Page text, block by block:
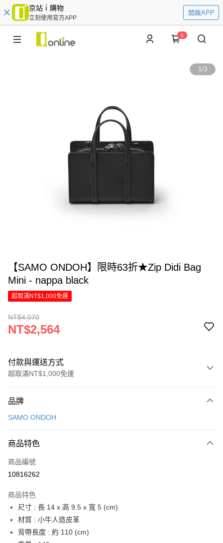
京站ｉ購物
立刻使用官方APP
開啟APP
0
1/3
【SAMO ONDOH】限時63折★Zip Didi Bag
Mini - nappa black
超取滿NT$1,000免運
NT$4,070
NT$2,564
付款與運送方式
超取滿NT$1,000免運
信用卡一次付款
Apple Pay
街口支付
Google Pay
全盈+PAY
大哥付你分期
品牌
SAMO ONDOH
商品特色
商品編號
10816262
商品特色
尺寸 : 長 14 x 高 9.5 x 寬 5 (cm)
材質 : 小牛人造皮革
背帶長度 : 約 110 (cm)